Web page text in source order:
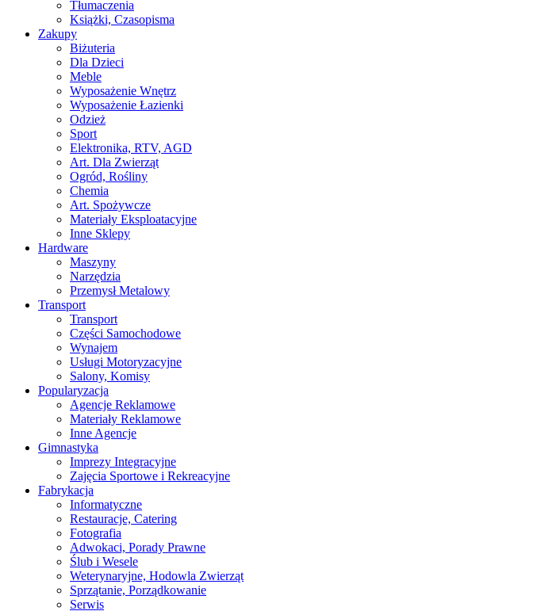
Tłumaczenia
Książki, Czasopisma
Zakupy
Biżuteria
Dla Dzieci
Meble
Wyposażenie Wnętrz
Wyposażenie Łazienki
Odzież
Sport
Elektronika, RTV, AGD
Art. Dla Zwierząt
Ogród, Rośliny
Chemia
Art. Spożywcze
Materiały Eksploatacyjne
Inne Sklepy
Hardware
Maszyny
Narzędzia
Przemysł Metalowy
Transport
Transport
Części Samochodowe
Wynajem
Usługi Motoryzacyjne
Salony, Komisy
Popularyzacja
Agencje Reklamowe
Materiały Reklamowe
Inne Agencje
Gimnastyka
Imprezy Integracyjne
Zajęcia Sportowe i Rekreacyjne
Fabrykacja
Informatyczne
Restauracje, Catering
Fotografia
Adwokaci, Porady Prawne
Ślub i Wesele
Weterynaryjne, Hodowla Zwierząt
Sprzątanie, Porządkowanie
Serwis